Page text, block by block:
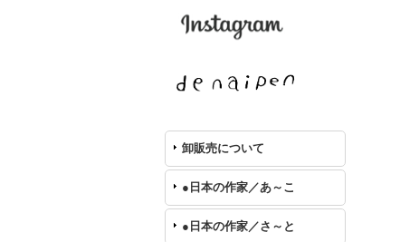
卸販売について
●日本の作家／あ～こ
●日本の作家／さ～と